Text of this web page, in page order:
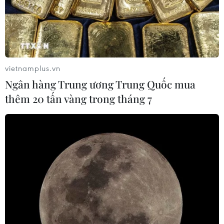
04/08/2026 08:08
Bộ Y tế ban hành Kế hoạch dự phòng
thương tích giai đoạn 2026-2030
04/08/2026 07:41
Hệ thống y tế đa cực, đưa y tế đến
Bộ Y tế đề xuất 8 nhóm chính sách
trong sửa đổi Luật hiến, ghép mô,
vietnamplus.vn
Ngân hàng Trung ương Trung Quốc mua
thêm 20 tấn vàng trong tháng 7